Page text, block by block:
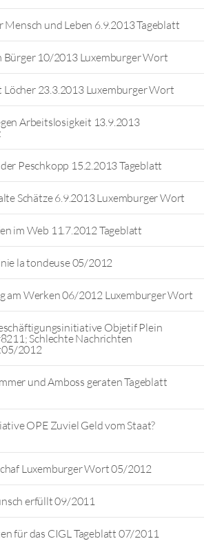
Mensch und Leben 6.9.2013 Tageblatt
Bürger 10/2013 Luxemburger Wort
Löcher 23.3.2013 Luxemburger Wort
Arbeitslosigkeit 13.9.2013
Peschkopp 15.2.2013 Tageblatt
Schätze 6.9.2013 Luxemburger Wort
im Web 11.7.2012 Tageblatt
la tondeuse 05/2012
am Werken 06/2012 Luxemburger Wort
Objetif Plein
Schlechte Nachrichten
2012
und Amboss geraten Tageblatt
OPE Zuviel Geld vom Staat?
Luxemburger Wort 05/2012
erfüllt 09/2011
für das CIGL Tageblatt 07/2011